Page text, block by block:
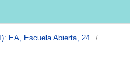
EA, Escuela Abierta, 24
/